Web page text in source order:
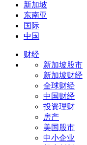
新加坡
东南亚
国际
中国
财经
新加坡股市
新加坡财经
全球财经
中国财经
投资理财
房产
美国股市
中小企业